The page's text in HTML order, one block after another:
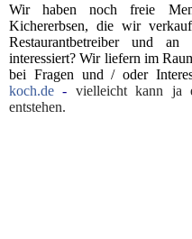
Wir haben noch freie
Kichererbsen, die wir
Restaurantbetreiber und an
interessiert? Wir liefern im
bei Fragen und / oder
koch.de - vielleicht kann ja
entstehen.